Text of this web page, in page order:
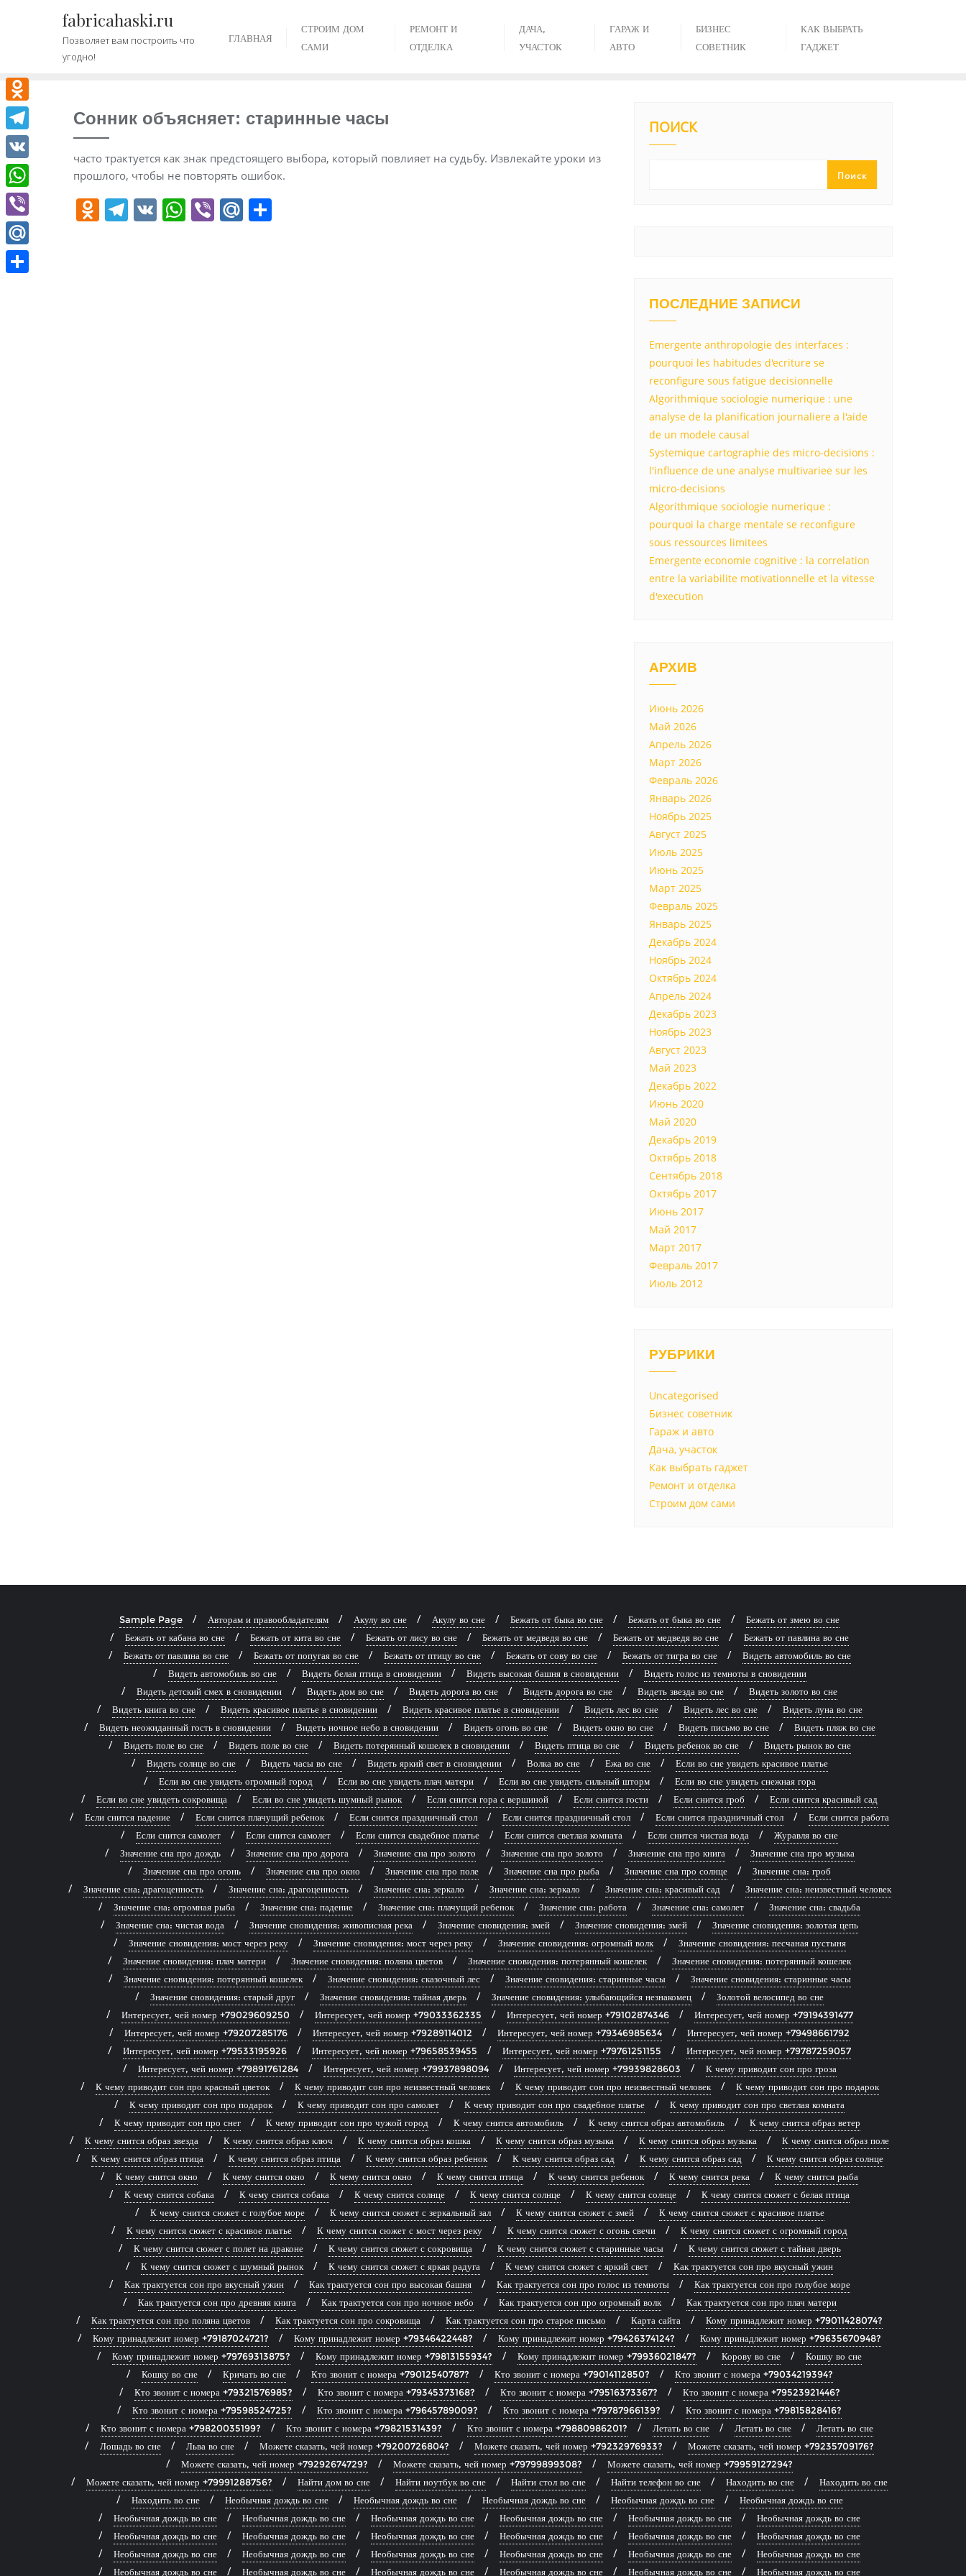
содержимому
fabricahaski.ru
Позволяет вам построить что
угодно!
ГЛАВНАЯ
СТРОИМ ДОМ
САМИ
РЕМОНТ И
ОТДЕЛКА
ДАЧА,
УЧАСТОК
ГАРАЖ И
АВТО
БИЗНЕС
СОВЕТНИК
КАК ВЫБРАТЬ
ГАДЖЕТ
Сонник объясняет: старинные часы
часто трактуется как знак предстоящего выбора, который повлияет на судьбу. Извлекайте уроки из
прошлого, чтобы не повторять ошибок.
O T V W Vi M
ПОИСК
Поиск
ПОСЛЕДНИЕ ЗАПИСИ
Emergente anthropologie des interfaces :
pourquoi les habitudes d'ecriture se
reconfigure sous fatigue decisionnelle
Algorithmique sociologie numerique : une
analyse de la planification journaliere a l'aide
de un modele causal
Systemique cartographie des micro-decisions :
l'influence de une analyse multivariee sur les
micro-decisions
Algorithmique sociologie numerique :
pourquoi la charge mentale se reconfigure
sous ressources limitees
Emergente economie cognitive : la correlation
entre la variabilite motivationnelle et la vitesse
d'execution
АРХИВ
Июнь 2026
Май 2026
Апрель 2026
Март 2026
Февраль 2026
Январь 2026
Ноябрь 2025
Август 2025
Июль 2025
Июнь 2025
Март 2025
Февраль 2025
Январь 2025
Декабрь 2024
Ноябрь 2024
Октябрь 2024
Апрель 2024
Декабрь 2023
Ноябрь 2023
Август 2023
Май 2023
Декабрь 2022
Июнь 2020
Май 2020
Декабрь 2019
Октябрь 2018
Сентябрь 2018
Октябрь 2017
Июнь 2017
Май 2017
Март 2017
Февраль 2017
Июль 2012
РУБРИКИ
Uncategorised
Бизнес советник
Гараж и авто
Дача, участок
Как выбрать гаджет
Ремонт и отделка
Строим дом сами
Sample Page Авторам и правообладателям Акулу во сне Акулу во сне Бежать от быка во сне Бежать от быка во сне
Бежать от змею во сне
Бежать от кабана во сне
Бежать от кита во сне Бежать от лису во сне Бежать от медведя во сне Бежать от медведя во сне
Бежать от павлина во сне
Бежать от павлина во сне
Бежать от попугая во сне Бежать от птицу во сне Бежать от сову во сне Бежать от тигра во сне
Видеть автомобиль во сне
Видеть автомобиль во сне
Видеть белая птица в сновидении Видеть высокая башня в сновидении
Видеть голос из темноты в сновидении
Видеть детский смех в сновидении
Видеть дом во сне Видеть дорога во сне Видеть дорога во сне Видеть звезда во сне
Видеть золото во сне
Видеть книга во сне
Видеть красивое платье в сновидении Видеть красивое платье в сновидении Видеть лес во сне Видеть лес во сне
Видеть луна во сне
Видеть неожиданный гость в сновидении
Видеть ночное небо в сновидении Видеть огонь во сне Видеть окно во сне Видеть письмо во сне
Видеть пляж во сне
Видеть поле во сне
Видеть поле во сне Видеть потерянный кошелек в сновидении Видеть птица во сне Видеть ребенок во сне
Видеть рынок во сне
Видеть солнце во сне
Видеть часы во сне Видеть яркий свет в сновидении Волка во сне Ежа во сне
Если во сне увидеть красивое платье
Если во сне увидеть огромный город
Если во сне увидеть плач матери Если во сне увидеть сильный шторм
Если во сне увидеть снежная гора
Если во сне увидеть сокровища
Если во сне увидеть шумный рынок Если снится гора с вершиной Если снится гости Если снится гроб
Если снится красивый сад
Если снится падение
Если снится плачущий ребенок Если снится праздничный стол Если снится праздничный стол Если снится праздничный стол
Если снится работа
Если снится самолет
Если снится самолет Если снится свадебное платье Если снится светлая комната Если снится чистая вода
Журавля во сне
Значение сна про дождь
Значение сна про дорога Значение сна про золото Значение сна про золото Значение сна про книга
Значение сна про музыка
Значение сна про огонь
Значение сна про окно Значение сна про поле Значение сна про рыба Значение сна про солнце
Значение сна: гроб
Значение сна: драгоценность
Значение сна: драгоценность Значение сна: зеркало Значение сна: зеркало Значение сна: красивый сад
Значение сна: неизвестный человек
Значение сна: огромная рыба
Значение сна: падение Значение сна: плачущий ребенок Значение сна: работа Значение сна: самолет
Значение сна: свадьба
Значение сна: чистая вода
Значение сновидения: живописная река Значение сновидения: змей Значение сновидения: змей
Значение сновидения: золотая цепь
Значение сновидения: мост через реку
Значение сновидения: мост через реку Значение сновидения: огромный волк
Значение сновидения: песчаная пустыня
Значение сновидения: плач матери
Значение сновидения: поляна цветов Значение сновидения: потерянный кошелек
Значение сновидения: потерянный кошелек
Значение сновидения: потерянный кошелек
Значение сновидения: сказочный лес Значение сновидения: старинные часы
Значение сновидения: старинные часы
Значение сновидения: старый друг
Значение сновидения: тайная дверь Значение сновидения: улыбающийся незнакомец
Золотой велосипед во сне
Интересует, чей номер +79029609250
Интересует, чей номер +79033362335 Интересует, чей номер +79102874346
Интересует, чей номер +79194391477
Интересует, чей номер +79207285176
Интересует, чей номер +79289114012 Интересует, чей номер +79346985634
Интересует, чей номер +79498661792
Интересует, чей номер +79533195926
Интересует, чей номер +79658539455 Интересует, чей номер +79761251155
Интересует, чей номер +79787259057
Интересует, чей номер +79891761284
Интересует, чей номер +79937898094 Интересует, чей номер +79939828603
К чему приводит сон про гроза
К чему приводит сон про красный цветок
К чему приводит сон про неизвестный человек К чему приводит сон про неизвестный человек
К чему приводит сон про подарок
К чему приводит сон про подарок
К чему приводит сон про самолет К чему приводит сон про свадебное платье
К чему приводит сон про светлая комната
К чему приводит сон про снег
К чему приводит сон про чужой город К чему снится автомобиль К чему снится образ автомобиль
К чему снится образ ветер
К чему снится образ звезда
К чему снится образ ключ К чему снится образ кошка К чему снится образ музыка К чему снится образ музыка
К чему снится образ поле
К чему снится образ птица
К чему снится образ птица К чему снится образ ребенок К чему снится образ сад К чему снится образ сад
К чему снится образ солнце
К чему снится окно
К чему снится окно К чему снится окно К чему снится птица К чему снится ребенок К чему снится река
К чему снится рыба
К чему снится собака
К чему снится собака К чему снится солнце К чему снится солнце К чему снится солнце
К чему снится сюжет с белая птица
К чему снится сюжет с голубое море
К чему снится сюжет с зеркальный зал К чему снится сюжет с змей
К чему снится сюжет с красивое платье
К чему снится сюжет с красивое платье
К чему снится сюжет с мост через реку К чему снится сюжет с огонь свечи
К чему снится сюжет с огромный город
К чему снится сюжет с полет на драконе
К чему снится сюжет с сокровища К чему снится сюжет с старинные часы
К чему снится сюжет с тайная дверь
К чему снится сюжет с шумный рынок
К чему снится сюжет с яркая радуга К чему снится сюжет с яркий свет
Как трактуется сон про вкусный ужин
Как трактуется сон про вкусный ужин
Как трактуется сон про высокая башня Как трактуется сон про голос из темноты
Как трактуется сон про голубое море
Как трактуется сон про древняя книга
Как трактуется сон про ночное небо Как трактуется сон про огромный волк
Как трактуется сон про плач матери
Как трактуется сон про поляна цветов
Как трактуется сон про сокровища Как трактуется сон про старое письмо Карта сайта
Кому принадлежит номер +79011428074?
Кому принадлежит номер +79187024721?
Кому принадлежит номер +79346422448? Кому принадлежит номер +79426374124?
Кому принадлежит номер +79635670948?
Кому принадлежит номер +79769313875?
Кому принадлежит номер +79813155934? Кому принадлежит номер +79936021847? Корову во сне
Кошку во сне
Кошку во сне
Кричать во сне Кто звонит с номера +79012540787? Кто звонит с номера +79014112850?
Кто звонит с номера +79034219394?
Кто звонит с номера +79321576985?
Кто звонит с номера +79345373168? Кто звонит с номера +79516373367?
Кто звонит с номера +79523921446?
Кто звонит с номера +79598524725?
Кто звонит с номера +79645789009? Кто звонит с номера +79787966139?
Кто звонит с номера +79815828416?
Кто звонит с номера +79820035199?
Кто звонит с номера +79821531439? Кто звонит с номера +79880986201? Летать во сне Летать во сне
Летать во сне
Лошадь во сне
Льва во сне Можете сказать, чей номер +79200726804? Можете сказать, чей номер +79232976933?
Можете сказать, чей номер +79235709176?
Можете сказать, чей номер +79292674729?
Можете сказать, чей номер +79799899308?
Можете сказать, чей номер +79959127294?
Можете сказать, чей номер +79991288756?
Найти дом во сне Найти ноутбук во сне Найти стол во сне Найти телефон во сне Находить во сне
Находить во сне
Находить во сне
Необычная дождь во сне Необычная дождь во сне Необычная дождь во сне Необычная дождь во сне
Необычная дождь во сне
Необычная дождь во сне
Необычная дождь во сне Необычная дождь во сне Необычная дождь во сне Необычная дождь во сне
Необычная дождь во сне
Необычная дождь во сне
Необычная дождь во сне Необычная дождь во сне Необычная дождь во сне Необычная дождь во сне
Необычная дождь во сне
Необычная дождь во сне
Необычная дождь во сне Необычная дождь во сне Необычная дождь во сне Необычная дождь во сне
Необычная дождь во сне
Необычная дождь во сне
Необычная дождь во сне Необычная дождь во сне Необычная дождь во сне Необычная дождь во сне Необычная дождь во сне
Odnoklassniki
Telegram
VK
WhatsApp
Viber
Mail.Ru